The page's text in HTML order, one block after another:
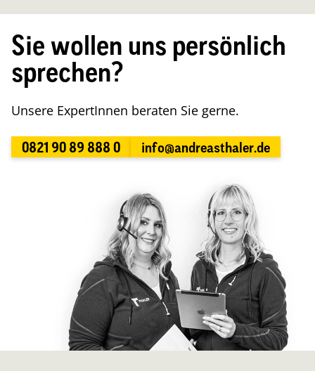
Sie wollen uns persönlich
sprechen?
Unsere ExpertInnen beraten Sie gerne.
0821 90 89 888 0 info@andreasthaler.de